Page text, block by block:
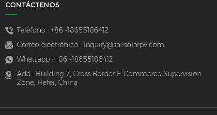
CONTÁCTENOS
Teléfono : +86 -18655186412
Correo electrónico :
Inquiry@sailsolarpv.com
Whatsapp : +86 -18655186412
Add : Building 7, Cross Border E-Commerce Supervision
Zone, Hefei, China